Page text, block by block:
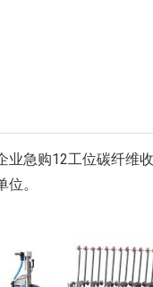
急购12工位碳纤维
。